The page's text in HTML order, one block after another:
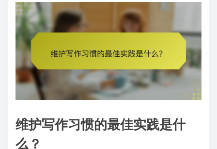
维护写作习惯的最佳实践是什
么？